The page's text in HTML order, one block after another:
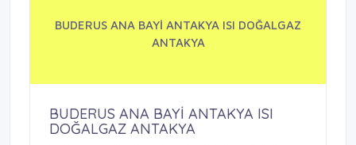
BUDERUS ANA BAYİ ANTAKYA ISI DOĞALGAZ
ANTAKYA
BUDERUS ANA BAYİ ANTAKYA ISI
DOĞALGAZ ANTAKYA